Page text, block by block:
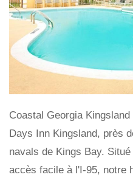
Coastal Georgia
Days Inn Kingsland, près
navals de Kings Bay.
accès facile à l'I-95, notre